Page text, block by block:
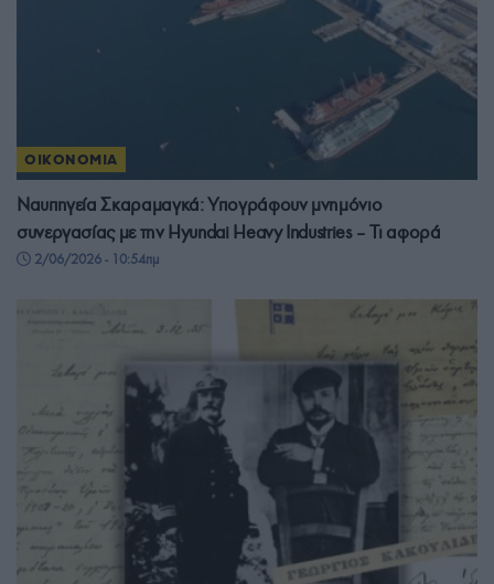
ΟΙΚΟΝΟΜΙΑ
Ναυπηγεία Σκαραμαγκά: Υπογράφουν μνημόνιο
συνεργασίας με την Hyundai Heavy Industries – Τι αφορά
2/06/2026 - 10:54πμ